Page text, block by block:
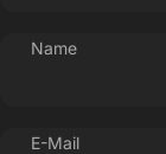
Name
E-Mail